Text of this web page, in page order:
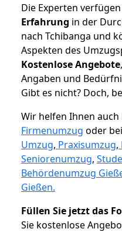
Die Experten
Erfahrung in der
nach Tchibanga und
Aspekten des
Kostenlose Angebote
Angaben und
Gibt es nicht? Doch,
Wir helfen Ihnen
Firmenumzug oder
Umzug, Praxisumzug,
Seniorenumzug,
Behördenumzug
Gießen.
Füllen Sie jetzt das
Sie kostenlose